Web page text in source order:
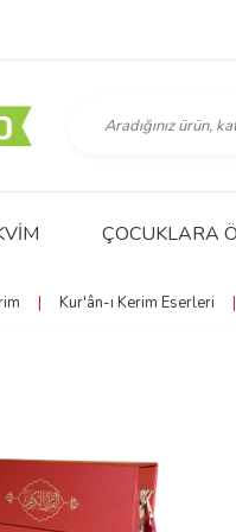
ÇOCUKLARA
| Kur'ân-ı Kerim Eserleri |